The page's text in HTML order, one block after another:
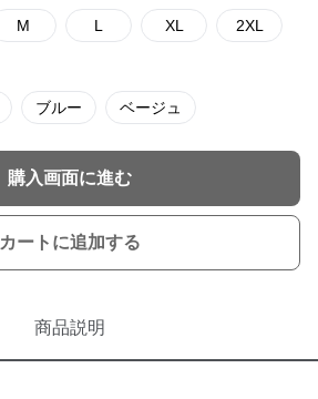
M L XL 2XL
ブルー ベージュ
購入画面に進む
カートに追加する
商品説明